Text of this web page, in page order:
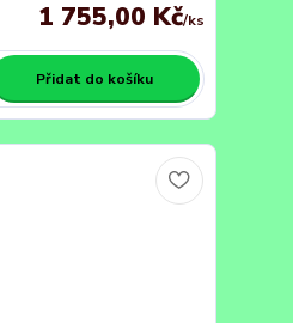
1 755,00 Kč/ks
Přidat do košíku